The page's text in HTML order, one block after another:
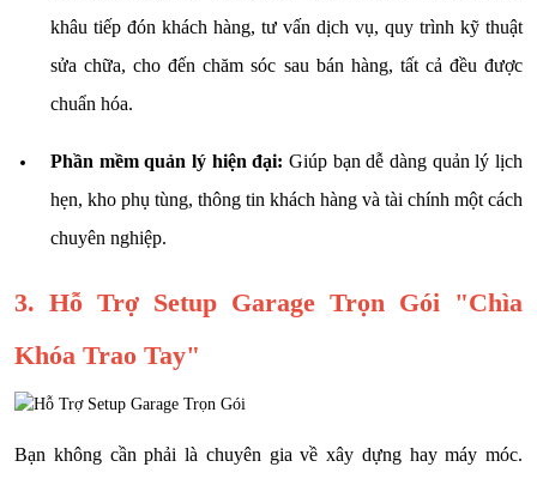
khâu tiếp đón khách hàng, tư vấn dịch vụ, quy trình kỹ thuật
sửa chữa, cho đến chăm sóc sau bán hàng, tất cả đều được
chuẩn hóa.
Phần mềm quản lý hiện đại: Giúp bạn dễ dàng quản lý lịch
hẹn, kho phụ tùng, thông tin khách hàng và tài chính một cách
chuyên nghiệp.
3. Hỗ Trợ Setup Garage Trọn Gói "Chìa
Khóa Trao Tay"
Bạn không cần phải là chuyên gia về xây dựng hay máy móc.